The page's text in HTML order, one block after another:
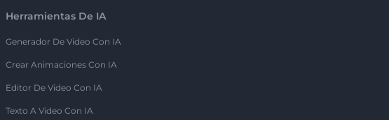
Herramientas De IA
Generador De Video Con IA
Crear Animaciones Con IA
Editor De Video Con IA
Texto A Video Con IA